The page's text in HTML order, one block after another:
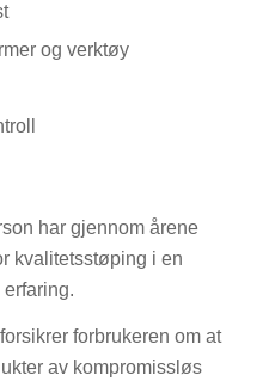
og verktøy
har gjennom årene
kvalitetsstøping i en
forbrukeren om at
av kompromissløs